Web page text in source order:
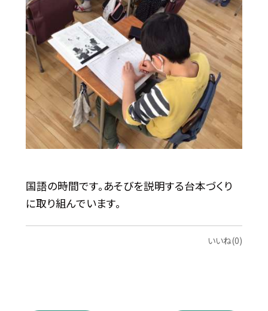
国語の時間です。あそびを説明する台本づくり
に取り組んでいます。
いいね(0)